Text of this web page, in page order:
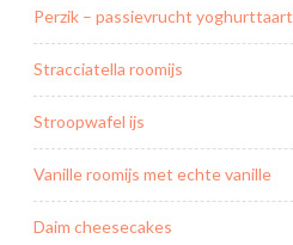
Perzik – passievrucht yoghurttaart
Stracciatella roomijs
Stroopwafel ijs
Vanille roomijs met echte vanille
Daim cheesecakes